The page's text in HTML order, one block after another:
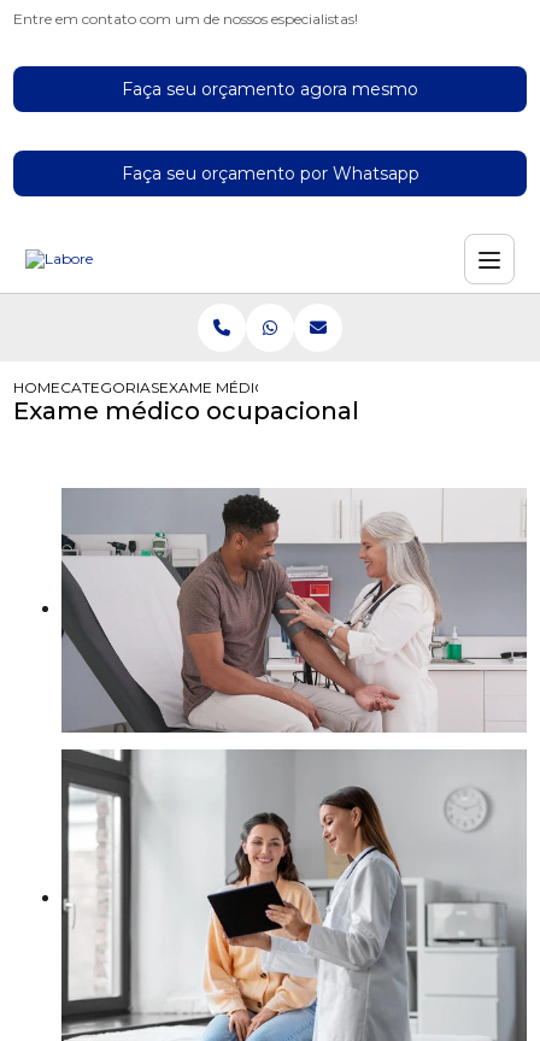
Entre em contato com um de nossos especialistas!
Faça seu orçamento agora mesmo
Faça seu orçamento por Whatsapp
HOMECATEGORIASEXAME MÉDICO OCUPACIONAL
Exame médico ocupacional